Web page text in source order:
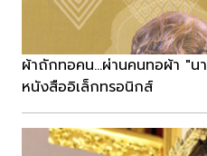
ผ้าถักทอคน...ผ่านคนทอผ้า "น
หนังสืออิเล็กทรอนิกส์